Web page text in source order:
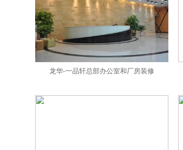
龙华-一品轩总部办公室和厂房装修